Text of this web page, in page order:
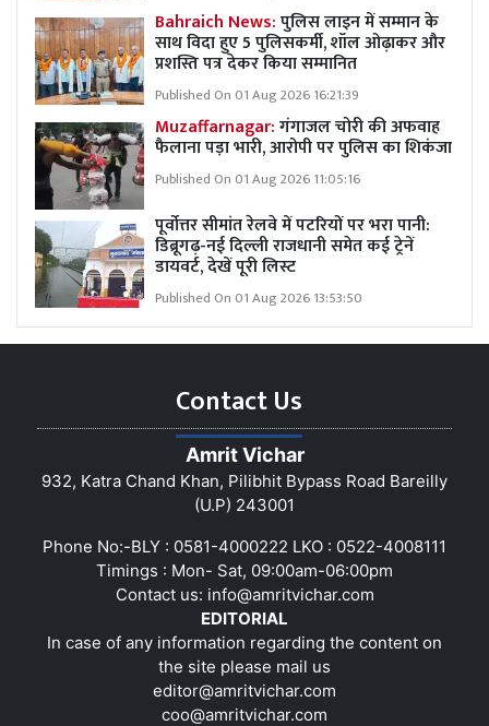
Bahraich News:पुलिस लाइन में सम्मान के
साथ विदा हुए 5 पुलिसकर्मी, शॉल ओढ़ाकर और
प्रशस्ति पत्र देकर किया सम्मानित
Published On 01 Aug 2026 16:21:39
Muzaffarnagar:गंगाजल चोरी की अफवाह
फैलाना पड़ा भारी, आरोपी पर पुलिस का शिकंजा
Published On 01 Aug 2026 11:05:16
पूर्वोत्तर सीमांत रेलवे में पटरियों पर भरा पानी:
डिब्रूगढ़-नई दिल्ली राजधानी समेत कई ट्रेनें
डायवर्ट, देखें पूरी लिस्ट
Published On 01 Aug 2026 13:53:50
Contact Us
Amrit Vichar
932, Katra Chand Khan, Pilibhit Bypass Road Bareilly
(U.P) 243001
Phone No:-BLY : 0581-4000222 LKO : 0522-4008111
Timings : Mon- Sat, 09:00am-06:00pm
Contact us: info@amritvichar.com
EDITORIAL
In case of any information regarding the content on
the site please mail us
editor@amritvichar.com
coo@amritvichar.com